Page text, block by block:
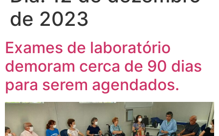
de 2023
Exames de laboratório
demoram cerca de 90 dias
para serem agendados.